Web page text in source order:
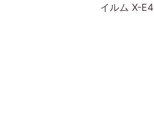
イルム X-